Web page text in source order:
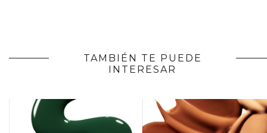
TAMBIÉN TE PUEDE
INTERESAR